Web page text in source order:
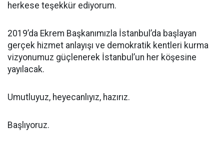
herkese teşekkür ediyorum.
2019’da Ekrem Başkanımızla İstanbul’da başlayan
gerçek hizmet anlayışı ve demokratik kentleri kurma
vizyonumuz güçlenerek İstanbul’un her köşesine
yayılacak.
Umutluyuz, heyecanlıyız, hazırız.
Başlıyoruz.